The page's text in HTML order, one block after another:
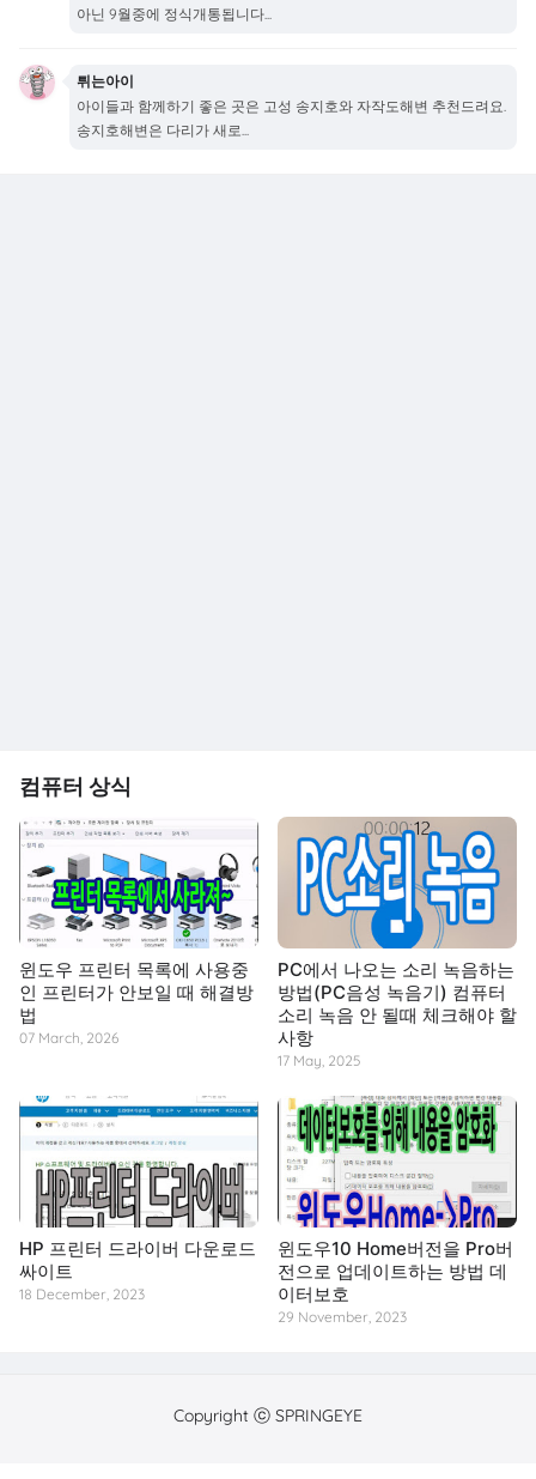
아닌 9월중에 정식개통됩니다...
튀는아이
아이들과 함께하기 좋은 곳은 고성 송지호와 자작도해변 추천드려요.
송지호해변은 다리가 새로...
컴퓨터 상식
윈도우 프린터 목록에 사용중
인 프린터가 안보일 때 해결방
법
07 March, 2026
PC에서 나오는 소리 녹음하는
방법(PC음성 녹음기) 컴퓨터
소리 녹음 안 될때 체크해야 할
사항
17 May, 2025
HP 프린터 드라이버 다운로드
싸이트
18 December, 2023
윈도우10 Home버전을 Pro버
전으로 업데이트하는 방법 데
이터보호
29 November, 2023
Copyright ⓒ SPRINGEYE